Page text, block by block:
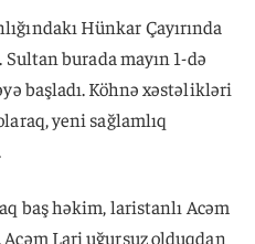
Hünkar Çayırında
Sultan burada mayın 1-də
başladı. Köhnə xəstəlikləri
yeni sağlamlıq
baş həkim, laristanlı Acəm
Lari uğursuz olduqdan